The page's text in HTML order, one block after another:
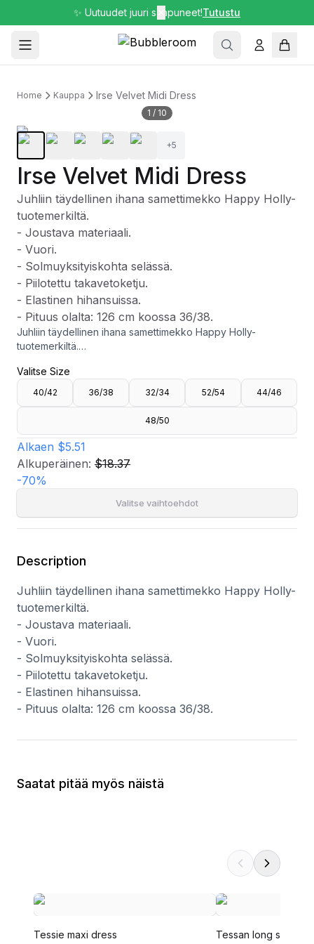
✨ Uutuudet juuri saapuneet!Tutustu
Home Kauppa Irse Velvet Midi Dress
1 / 10
+5
Irse Velvet Midi Dress
Juhliin täydellinen ihana samettimekko Happy Holly-
tuotemerkiltä.
- Joustava materiaali.
- Vuori.
- Solmuyksityiskohta selässä.
- Piilotettu takavetoketju.
- Elastinen hihansuissa.
- Pituus olalta: 126 cm koossa 36/38.
Juhliin täydellinen ihana samettimekko Happy Holly-
tuotemerkiltä.
- Vuori.
- Solmuyksityiskohta selässä.
- Piilotettu takavetoketju.
- Pituus olalta: 126 cm koossa 36/38.
Valitse Size
40/42 36/38 32/34 52/54 44/46
48/50
Alkaen $5.51
Alkuperäinen: $18.37
-70%
Valitse vaihtoehdot
Description
Juhliin täydellinen ihana samettimekko Happy Holly-
tuotemerkiltä.
- Joustava materiaali.
- Vuori.
- Solmuyksityiskohta selässä.
- Piilotettu takavetoketju.
- Elastinen hihansuissa.
- Pituus olalta: 126 cm koossa 36/38.
Saatat pitää myös näistä
Tessie maxi dress Tessan long sleeve